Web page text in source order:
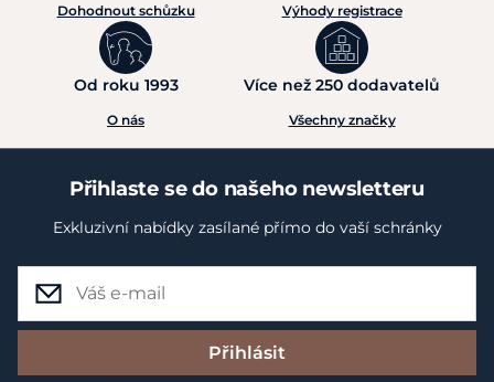
Dohodnout schůzku Výhody registrace
Od roku 1993
O nás
Více než 250 dodavatelů
Všechny značky
Přihlaste se do našeho newsletteru
Exkluzivní nabídky zasílané přímo do vaší schránky
Přihlásit